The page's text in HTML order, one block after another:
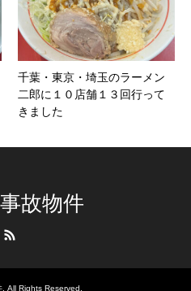
千葉・東京・埼玉のラーメン
二郎に１０店舗１３回行って
きました
故物件
. All Rights Reserved.